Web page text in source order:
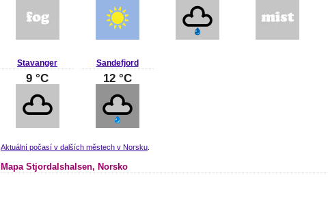
Stavanger
9 °C
Sandefjord
12 °C
Aktuální počasí v dalších městech v Norsku
Mapa Stjordalshalsen, Norsko